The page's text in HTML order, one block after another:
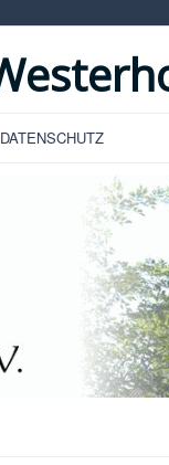
DATENSCHUTZ